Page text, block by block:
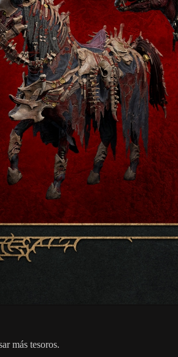
más tesoros.